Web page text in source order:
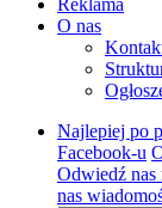
Reklama
O nas
Najlepiej po
Facebook-u
Odwiedź
nas